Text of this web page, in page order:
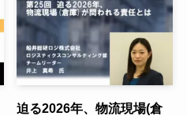
迫る2026年、物流現場(倉